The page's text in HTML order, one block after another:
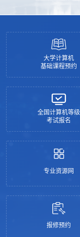
大学计算机
基础课程预约
全国计算机等级
考试报名
专业资源网
报修预约